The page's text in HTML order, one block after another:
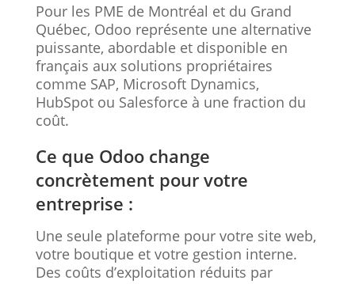
Pour les PME de Montréal et du Grand
Québec, Odoo représente une alternative
puissante, abordable et disponible en
français aux solutions propriétaires
comme SAP, Microsoft Dynamics,
HubSpot ou Salesforce à une fraction du
coût.
Ce que Odoo change
concrètement pour votre
entreprise :
Une seule plateforme pour votre site web,
votre boutique et votre gestion interne.
Des coûts d’exploitation réduits par